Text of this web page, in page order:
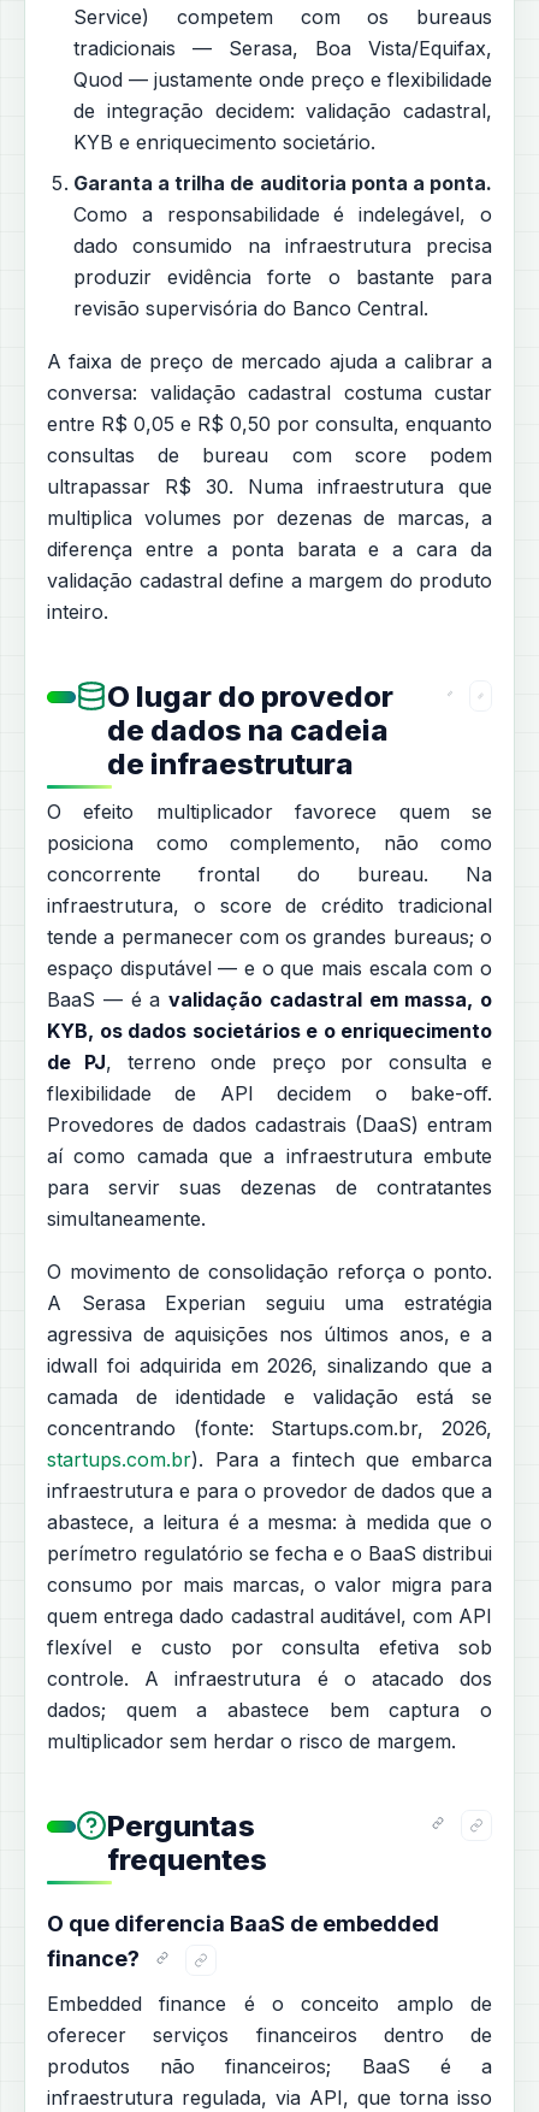
Service) competem com os bureaus
tradicionais — Serasa, Boa Vista/Equifax,
Quod — justamente onde preço e flexibilidade
de integração decidem: validação cadastral,
KYB e enriquecimento societário.
Garanta a trilha de auditoria ponta a ponta.
Como a responsabilidade é indelegável, o
dado consumido na infraestrutura precisa
produzir evidência forte o bastante para
revisão supervisória do Banco Central.
A faixa de preço de mercado ajuda a calibrar a
conversa: validação cadastral costuma custar
entre R$ 0,05 e R$ 0,50 por consulta, enquanto
consultas de bureau com score podem
ultrapassar R$ 30. Numa infraestrutura que
multiplica volumes por dezenas de marcas, a
diferença entre a ponta barata e a cara da
validação cadastral define a margem do produto
inteiro.
O lugar do provedor
de dados na cadeia
de infraestrutura
O efeito multiplicador favorece quem se
posiciona como complemento, não como
concorrente frontal do bureau. Na
infraestrutura, o score de crédito tradicional
tende a permanecer com os grandes bureaus; o
espaço disputável — e o que mais escala com o
BaaS — é a validação cadastral em massa, o
KYB, os dados societários e o enriquecimento
de PJ, terreno onde preço por consulta e
flexibilidade de API decidem o bake-off.
Provedores de dados cadastrais (DaaS) entram
aí como camada que a infraestrutura embute
para servir suas dezenas de contratantes
simultaneamente.
O movimento de consolidação reforça o ponto.
A Serasa Experian seguiu uma estratégia
agressiva de aquisições nos últimos anos, e a
idwall foi adquirida em 2026, sinalizando que a
camada de identidade e validação está se
concentrando (fonte: Startups.com.br, 2026,
startups.com.br). Para a fintech que embarca
infraestrutura e para o provedor de dados que a
abastece, a leitura é a mesma: à medida que o
perímetro regulatório se fecha e o BaaS distribui
consumo por mais marcas, o valor migra para
quem entrega dado cadastral auditável, com API
flexível e custo por consulta efetiva sob
controle. A infraestrutura é o atacado dos
dados; quem a abastece bem captura o
multiplicador sem herdar o risco de margem.
Perguntas
frequentes
O que diferencia BaaS de embedded
finance?
Embedded finance é o conceito amplo de
oferecer serviços financeiros dentro de
produtos não financeiros; BaaS é a
infraestrutura regulada, via API, que torna isso